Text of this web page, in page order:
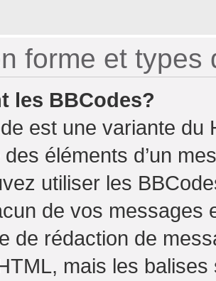
forme et types
les BBCodes?
est une variante du
éléments d’un
utiliser les
de vos messages
de rédaction de
mais les